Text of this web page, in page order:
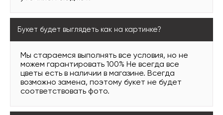
Букет будет выглядеть как на картинке?
Мы стараемся выполнять все условия, но не
можем гарантировать 100% Не всегда все
цветы есть в наличии в магазине. Всегда
возможно замена, поэтому букет не будет
соответствовать фото.